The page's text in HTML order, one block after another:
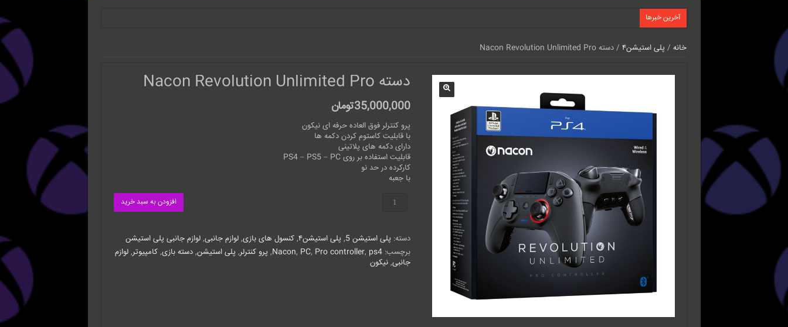
آخرین خبرها
خانه / پلی استیشن۴ / دسته Nacon Revolution Unlimited Pro
دسته Nacon Revolution Unlimited Pro
35,000,000تومان
پرو کنترلر فوق العاده حرفه ای نیکون
با قابلیت کاستوم کردن دکمه ها
دارای‌ دکمه های پلاتینی
قابلیت استفاده بر روی PS4 – PS5 – PC
کارکرده در حد نو
با جعبه
Nacon
Pro
عدد
افزودن به سبد خرید
دسته: پلی استیشن 5 , پلی استیشن۴ , کنسول های بازی, لوازم جانبی, لوازم جانبی پلی استیشن
برچسب:
Nacon, PC, Pro controller, ps4
, پرو کنترلر, پلی استیشن, دسته بازی, کامپیوتر, لوازم
جانبی, نیکون